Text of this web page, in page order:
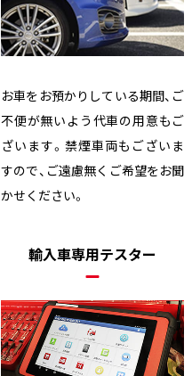
お車をお預かりしている期間、ご
不便が無いよう代車の用意もご
ざいます。禁煙車両もございま
すので、ご遠慮無くご希望をお聞
かせください。
輸入車専用テスター